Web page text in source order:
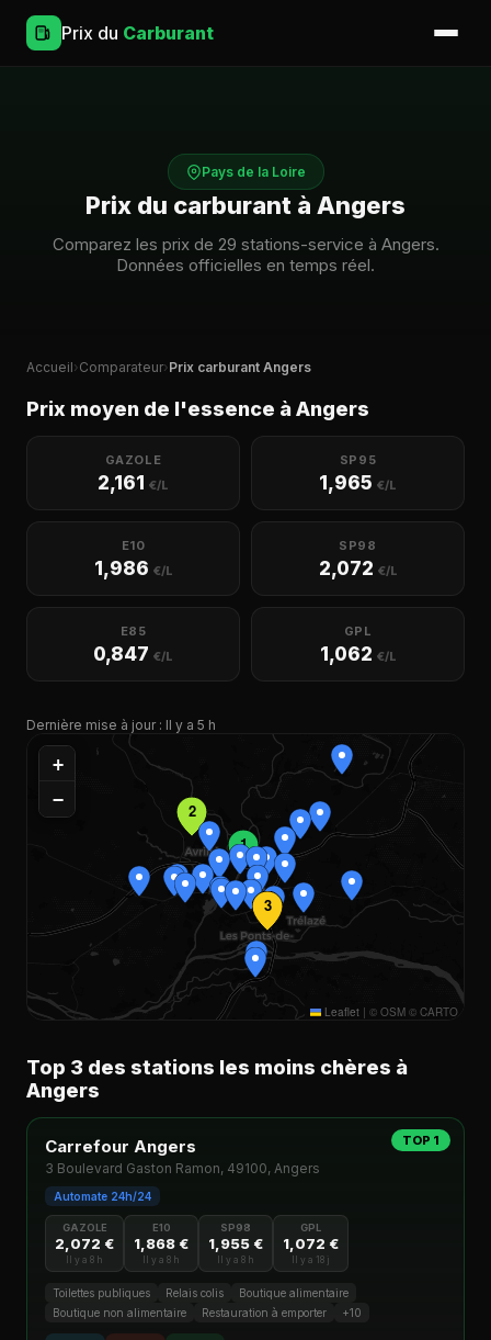
Prix du Carburant
Pays de la Loire
Prix du carburant à Angers
Comparez les prix de 29 stations-service à Angers.
Données officielles en temps réel.
Accueil›Comparateur›Prix carburant Angers
Prix moyen de l'essence à Angers
GAZOLE
2,161 €/L
SP95
1,965 €/L
E10
1,986 €/L
SP98
2,072 €/L
E85
0,847 €/L
GPL
1,062 €/L
Dernière mise à jour : Il y a 5 h
1
2
3
+
−
Leaflet | © OSM © CARTO
Top 3 des stations les moins chères à
Angers
TOP 1
Carrefour Angers
3 Boulevard Gaston Ramon, 49100, Angers
Automate 24h/24
GAZOLE
2,072 €
Il y a 8 h
E10
1,868 €
Il y a 8 h
SP98
1,955 €
Il y a 8 h
GPL
1,072 €
Il y a 18 j
Toilettes publiques Relais colis
Boutique alimentaire
Boutique non alimentaire
Restauration à emporter +10